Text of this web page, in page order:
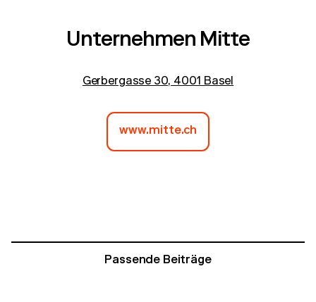
Unternehmen Mitte
Gerbergasse 30, 4001 Basel
www.mitte.ch
Passende Beiträge